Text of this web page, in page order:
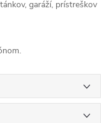
garáží, prístreškov